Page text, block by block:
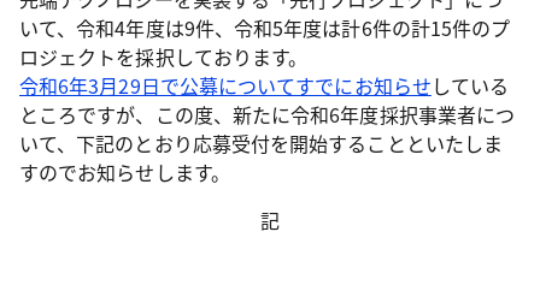
いて、令和4年度は9件、令和5年度は計6件の計15件のプ
ロジェクトを採択しております。
令和6年3月29日で公募についてすでにお知らせしている
ところですが、この度、新たに令和6年度採択事業者につ
いて、下記のとおり応募受付を開始することといたしま
すのでお知らせします。
記